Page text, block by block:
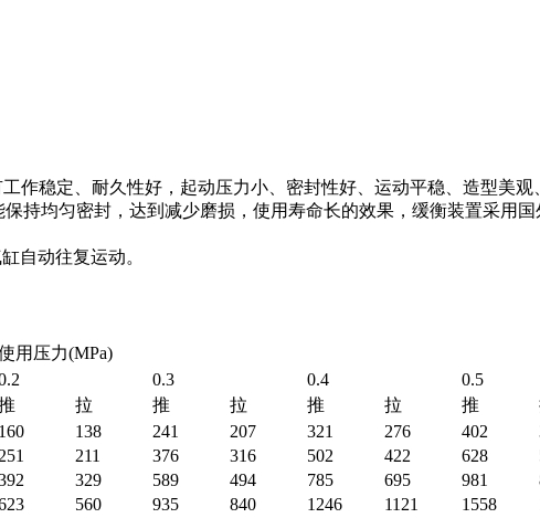
作稳定、耐久性好，起动压力小、密封性好、运动平稳、造型美
持均匀密封，达到减少磨损，使用寿命长的效果，缓衡装置采用
自动往复运动。
用压力(MPa)
0.3 0.4 0.5
拉 推 拉 推 拉 推
160 138 241 207 321 276 402
211 376 316 502 422 628
329 589 494 785 695 981
560 935 840 1246 1121 1558